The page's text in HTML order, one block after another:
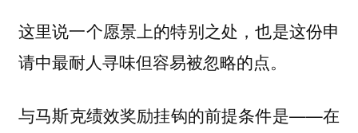
这里说一个愿景上的特别之处，也是这份申
请中最耐人寻味但容易被忽略的点。
与马斯克绩效奖励挂钩的前提条件是——在